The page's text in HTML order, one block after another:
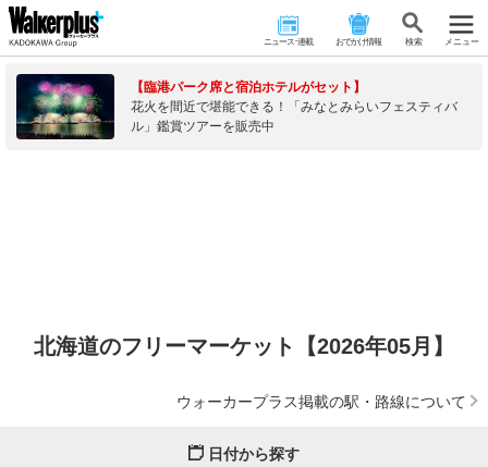
ニュース･連載 おでかけ情報 検 索 メニュー
【臨港パーク席と宿泊ホテルがセット】
花火を間近で堪能できる！「みなとみらいフェスティバ
ル」鑑賞ツアーを販売中
北海道のフリーマーケット【2026年05月】
ウォーカープラス掲載の駅・路線について
日付から探す